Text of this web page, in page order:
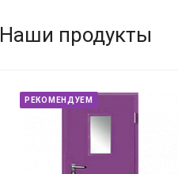
Наши продукты
РЕКОМЕНДУЕМ